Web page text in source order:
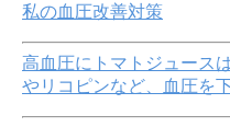
私の血圧改善対策
高血圧にトマトジュース
やリコピンなど、血圧を